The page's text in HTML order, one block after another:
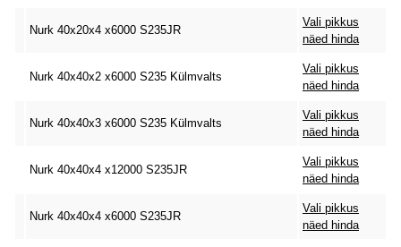
Nurk 40x20x4 x6000 S235JR
Vali pikkus
näed hinda
Nurk 40x40x2 x6000 S235 Külmvalts
Vali pikkus
näed hinda
Nurk 40x40x3 x6000 S235 Külmvalts
Vali pikkus
näed hinda
Nurk 40x40x4 x12000 S235JR
Vali pikkus
näed hinda
Nurk 40x40x4 x6000 S235JR
Vali pikkus
näed hinda